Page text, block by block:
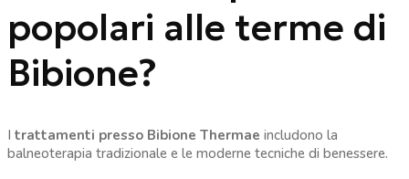
popolari alle terme di
Bibione?
I trattamenti presso Bibione Thermae includono la
balneoterapia tradizionale e le moderne tecniche di benessere.